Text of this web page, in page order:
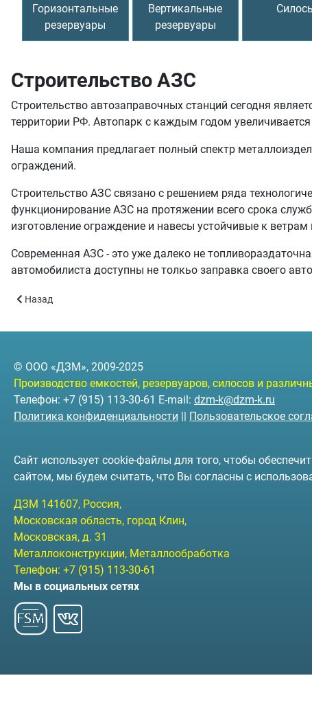
Горизонтальные
резервуары
Вертикальные
резервуары
Строительство АЗС
Строительство автозаправочных станций сегодня
территории РФ. Автопарк с каждым годом
Наша компания предлагает полный спектр
ограждений.
Строительство АЗС связано с решением ряда
функционирование АЗС на протяжении всего срока
изготовление ограждение и навесы устойчивые к
Современная АЗС - это уже далеко не
автомобилиста доступны не толкьо заправка своего
Предыдущий: Строительство асфальто-бетонных заводов
Назад
© ООО «ДЗМ», 2009-2025
Производство емкостей, резервуаров, силосов и
Телефон: +7 (915) 113-30-61 E-mail: dzm-k@dzm-k.ru
Политика конфиденциальности || Пользовательское
Сайт использует cookie-файлы для того, чтобы
сайтом, мы будем считать, что Вы согласны с
ДЗМ 141607, Россия,
Московская область, город Клин,
Московская, д. 31
Металлоконструкции, Металлообработка
Телефон: +7 (915) 113-30-61
Мы в социальных сетях